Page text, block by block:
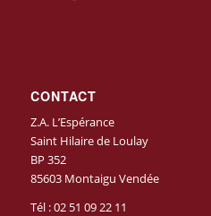
CONTACT
Z.A. L’Espérance
Saint Hilaire de Loulay
BP 352
85603 Montaigu Vendée
Tél :02 51 09 22 11